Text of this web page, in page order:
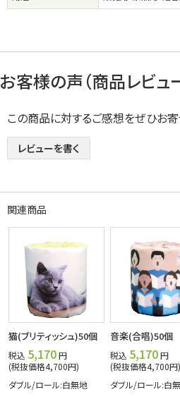
お客様の声（商品レビュ
この商品に対するご感想をぜひお寄
レビューを書く
関連商品
猫(ブリティッシュ)50個
税込 5,170円
(税抜価格4,700円)
ダブル/ロール:白無地
音楽(合唱)50個
税込 5,170円
(税抜価格4,700円)
ダブル/ロール:白